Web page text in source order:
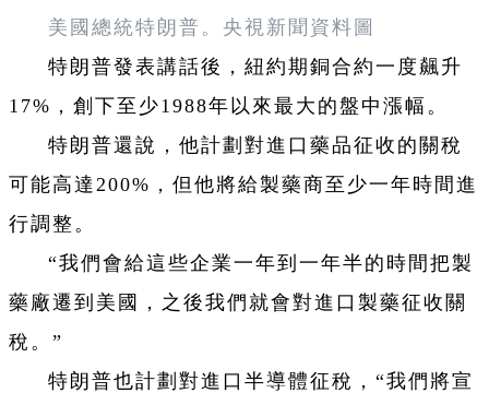
美國總統特朗普。央視新聞資料圖
特朗普發表講話後，紐約期銅合約一度飆升
17%，創下至少1988年以來最大的盤中漲幅。
特朗普還說，他計劃對進口藥品征收的關稅
可能高達200%，但他將給製藥商至少一年時間進
行調整。
“我們會給這些企業一年到一年半的時間把製
藥廠遷到美國，之後我們就會對進口製藥征收關
稅。”
特朗普也計劃對進口半導體征稅，“我們將宣